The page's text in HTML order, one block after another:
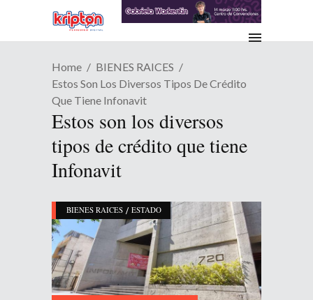
Home
BIENES RAICES
Estos Son Los Diversos Tipos De Crédito
Que Tiene Infonavit
Estos son los diversos
tipos de crédito que tiene
Infonavit
BIENES RAICES / ESTADO